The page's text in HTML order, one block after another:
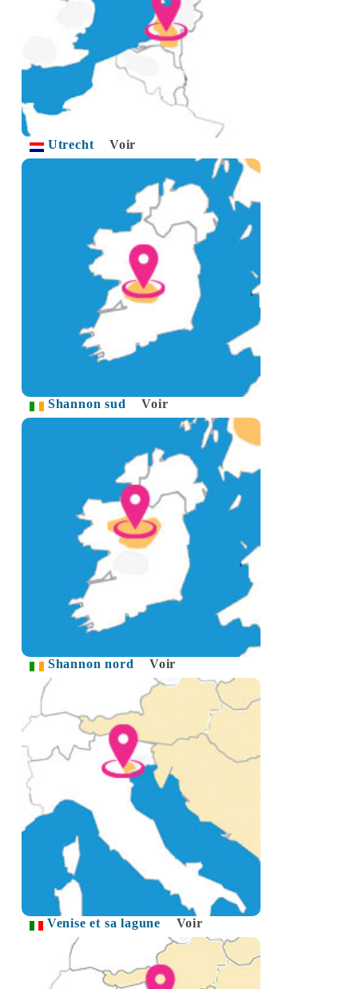
Utrecht Voir
Shannon sud Voir
Shannon nord Voir
Venise et sa lagune Voir